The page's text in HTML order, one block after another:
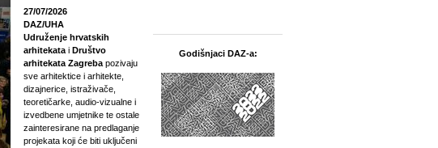
27/07/2026
DAZ/UHA
Udruženje hrvatskih
arhitekata i Društvo
arhitekata Zagreba pozivaju
sve arhitektice i arhitekte,
dizajnerice, istraživače,
teoretičarke, audio-vizualne i
izvedbene umjetnike te ostale
zainteresirane na predlaganje
projekata koji će biti uključeni
Godišnjaci DAZ-a: